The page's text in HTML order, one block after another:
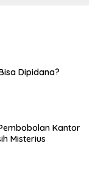
Dipidana?
Kantor
Misterius